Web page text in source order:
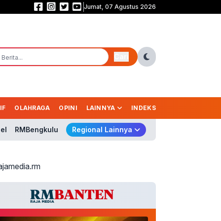
Saling Balas Gol! Persib vs Persebaya Masih Sama Kuat 1-1 di Babak
Jumat, 07 Agustus 2026
OLAHRAGA OPINI LAINNYA INDEKS
RMBengkulu Regional Lainnya